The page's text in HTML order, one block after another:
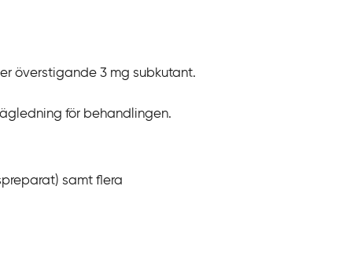
överstigande 3 mg subkutant.
för behandlingen.
samt flera